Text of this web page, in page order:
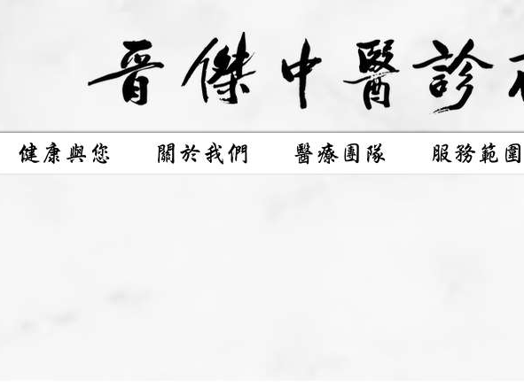
健康與您 關於我們 醫療團隊 服務範圍